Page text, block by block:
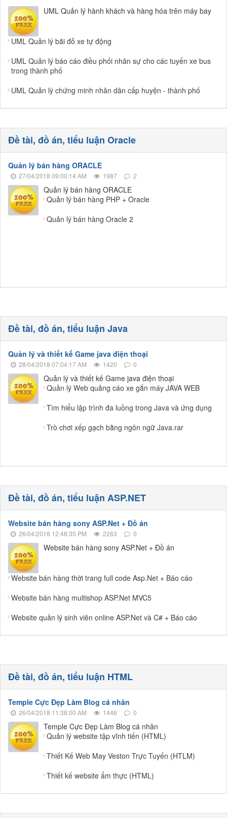
UML Quản lý hành khách và hàng hóa trên máy bay
UML Quản lý bãi đỗ xe tự động
UML Quản lý báo cáo điều phối nhân sự cho các tuyến xe bus
trong thành phố
UML Quản lý chứng minh nhân dân cấp huyện - thành phố
Đề tài, đồ án, tiểu luận Oracle
Quản lý bán hàng ORACLE
27/04/2018 09:00:14 AM 1987 2
Quản lý bán hàng ORACLE
Quản lý bán hàng PHP + Oracle
Quản lý bán hàng Oracle 2
Đề tài, đồ án, tiểu luận Java
Quản lý và thiết kế Game java điện thoại
28/04/2018 07:04:17 AM 1420 0
Quản lý và thiết kế Game java điện thoại
Quản lý Web quảng cáo xe gắn máy JAVA WEB
Tìm hiểu lập trình đa luồng trong Java và ứng dụng
Trò chơi xếp gạch bằng ngôn ngữ Java.rar
Đề tài, đồ án, tiểu luận ASP.NET
Website bán hàng sony ASP.Net + Đồ án
26/04/2018 12:48:35 PM 2263 0
Website bán hàng sony ASP.Net + Đồ án
Website bán hàng thời trang full code Asp.Net + Báo cáo
Website bán hàng multishop ASP.Net MVC5
Website quản lý sinh viên online ASP.Net và C# + Báo cáo
Đề tài, đồ án, tiểu luận HTML
Temple Cực Đẹp Làm Blog cá nhân
26/04/2018 11:38:00 AM 1446 0
Temple Cực Đẹp Làm Blog cá nhân
Quản lý website tập vĩnh tiến (HTML)
Thiết Kế Web May Veston Trực Tuyến (HTLM)
Thiết kế website ẩm thực (HTML)